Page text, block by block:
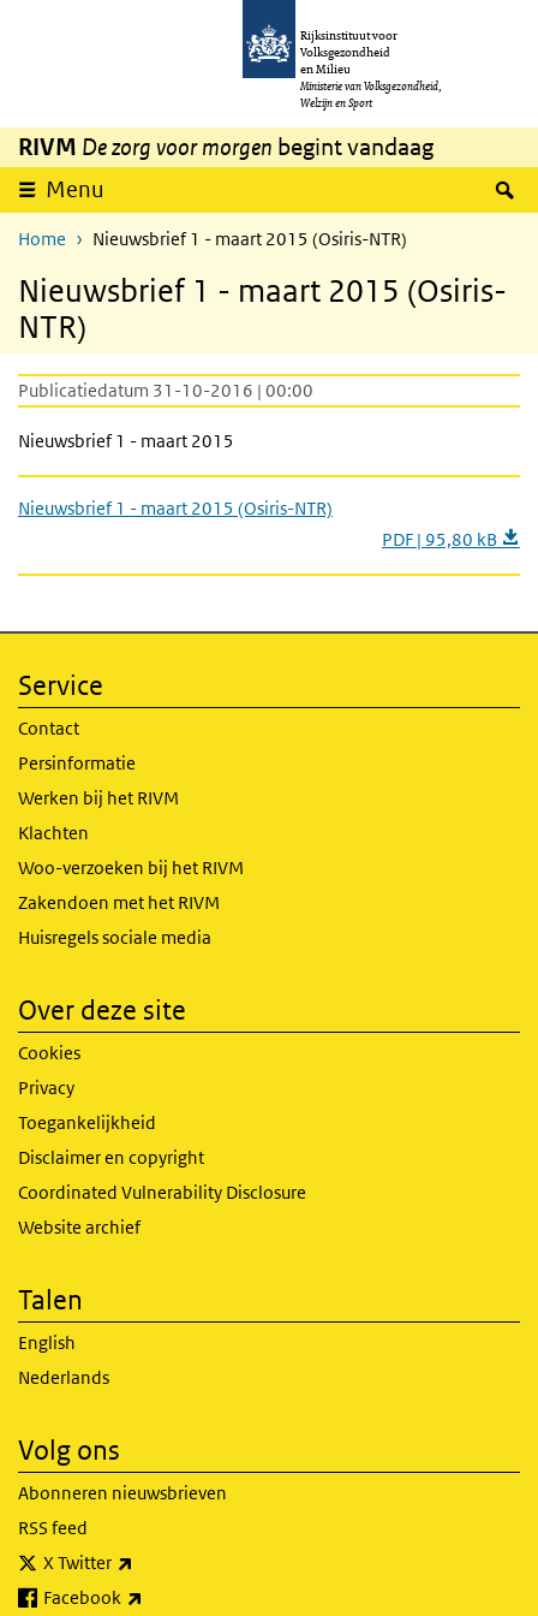
Overslaan en naar de inhoud gaan
Rijksinstituut voor
Volksgezondheid
en Milieu
Ministerie van Volksgezondheid,
Welzijn en Sport
RIVM De zorg voor morgen begint vandaag
Menu
Home Nieuwsbrief 1 - maart 2015 (Osiris-NTR)
Nieuwsbrief 1 - maart 2015 (Osiris-
NTR)
Publicatiedatum 31-10-2016 | 00:00
Nieuwsbrief 1 - maart 2015
Nieuwsbrief 1 - maart 2015 (Osiris-NTR)
PDF | 95,80 kB
Service
Contact
Persinformatie
Werken bij het RIVM
Klachten
Woo-verzoeken bij het RIVM
Zakendoen met het RIVM
Huisregels sociale media
Over deze site
Cookies
Privacy
Toegankelijkheid
Disclaimer en copyright
Coordinated Vulnerability Disclosure
Website archief
Talen
English
Nederlands
Volg ons
Abonneren nieuwsbrieven
RSS feed
X Twitter
Facebook